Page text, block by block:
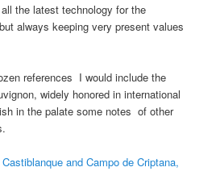
the latest technology for the
always keeping very present values
references I would include the
widely honored in international
in the palate some notes of other
and Campo de Criptana,